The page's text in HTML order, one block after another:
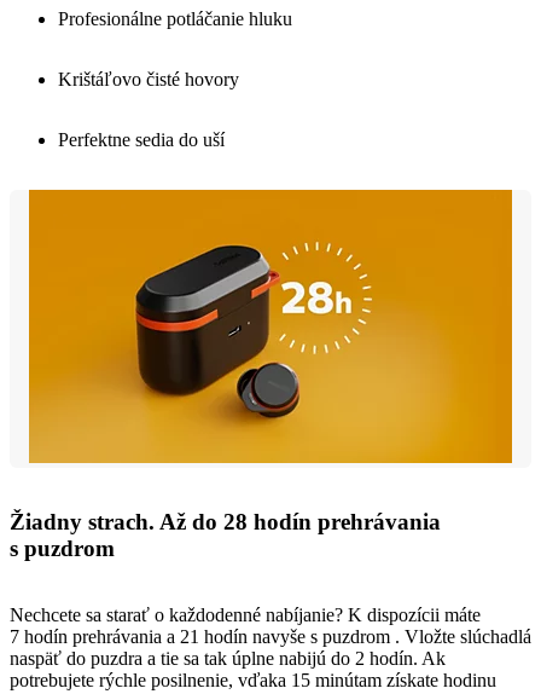
Profesionálne potláčanie hluku
Krištáľovo čisté hovory
Perfektne sedia do uší
Žiadny strach. Až do 28 hodín prehrávania
s puzdrom
Nechcete sa starať o každodenné nabíjanie? K dispozícii máte
7 hodín prehrávania a 21 hodín navyše s puzdrom . Vložte slúchadlá
naspäť do puzdra a tie sa tak úplne nabijú do 2 hodín. Ak
potrebujete rýchle posilnenie, vďaka 15 minútam získate hodinu